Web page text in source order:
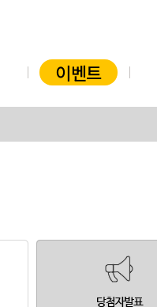
이벤트